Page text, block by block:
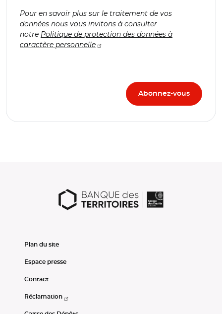
Pour en savoir plus sur le traitement de vos
données nous vous invitons à consulter
notre Politique de protection des données à
caractère personnelle
Plan du site
Espace presse
Contact
Réclamation